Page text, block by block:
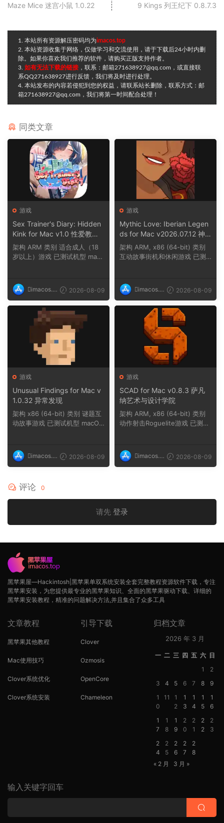
Maze Mice 迷宫小鼠 1.0.22 9 Kings 列王纪下 0.8.7.3
1. 本站所有资源解压密码均为imacos.top
2. 本站资源收集于网络，仅做学习和交流使用，请于下载后24小时内删
除。如果你喜欢我们推荐的软件，请购买正版支持作者。
3. 如有无法下载的链接 ，联系：邮箱271638927@qq.com，或直接联
系QQ271638927进行反馈，我们将及时进行处理。
4. 本站发布的内容若侵犯到您的权益，请联系站长删除，联系方式：邮
箱271638927@qq.com，我们将第一时间配合处理！
同类文章
游戏
Sex Trainer's Diary: Hidden
Kink for Mac v1.0 性爱教练
日记隐藏的性癖
架构 ARM 类别 适合成人（18
岁以上）游戏 已测试机型 mac
imacos.t
op
2026-08-09
游戏
Mythic Love: Iberian Legen
ds for Mac v2026.07.12 神
话般的爱情伊比利亚传说
架构 ARM, x86 (64-bit) 类别
互动故事街机和休闲游戏 已测
imacos.t
op
2026-08-09
游戏
Unusual Findings for Mac v
1.0.32 异常发现
架构 x86 (64-bit) 类别 谜题互
动故事游戏 已测试机型 macOS
imacos.t
op
2026-08-09
游戏
SCAD for Mac v0.8.3 萨凡
纳艺术与设计学院
架构 ARM, x86 (64-bit) 类别
动作射击Roguelite游戏 已测试
imacos.t
op
2026-08-09
评论 0
请先 登录
黑苹果屋—Hackintosh|黑苹果单双系统安装全套完整教程资源软件下载，专注
黑苹果安装，为您提供最专业的黑苹果知识、全面的黑苹果驱动下载、详细的
黑苹果安装教程，精准的问题解决方法,并且集合了众多工具
文章教程
黑苹果其他教程
Mac使用技巧
Clover系统优化
Clover系统安装
引导下载
Clover
Ozmosis
OpenCore
Chameleon
归档文章
2026 年 3 月
一 二 三 四 五 六 日
1
2
3
4 5 6 7 8
9
1
0
11
1
2
1
3
1
4
1
5
1
6
1
7
1
8
1
9
2
0
2
1
2
2
2
3
2
4
2
5
2
6
2
7
2
8
« 2 月
3 月 »
输入关键字回车